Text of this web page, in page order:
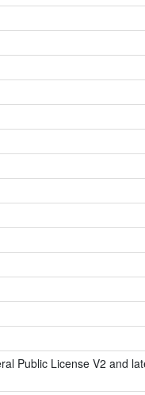
Public License V2 and